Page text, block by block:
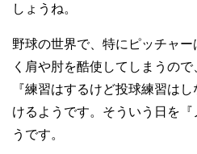
しょうね。
野球の世界で、特にピッチャ
く肩や肘を酷使してしまうの
『練習はするけど投球練習は
けるようです。そういう日を
うです。